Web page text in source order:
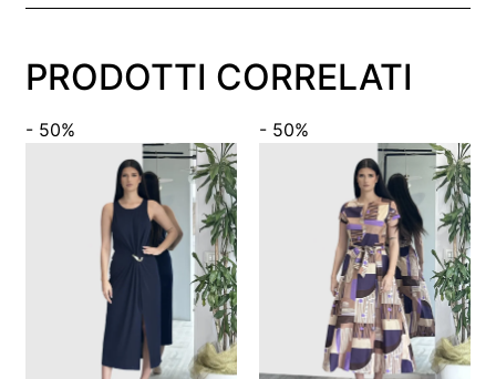
PRODOTTI CORRELATI
- 50% - 50%